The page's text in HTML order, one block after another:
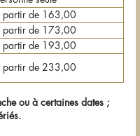
partir de 163,00
partir de 173,00
partir de 193,00
partir de 233,00
ou à certaines dates ;